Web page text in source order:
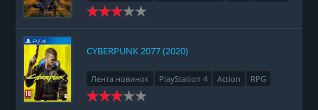
CYBERPUNK 2077 (2020)
Лента новинок PlayStation 4 Action
RPG
Racing
Adventure